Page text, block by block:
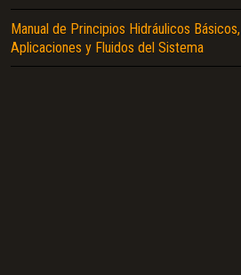
Manual de Principios Hidráulicos Básicos,
Aplicaciones y Fluidos del Sistema